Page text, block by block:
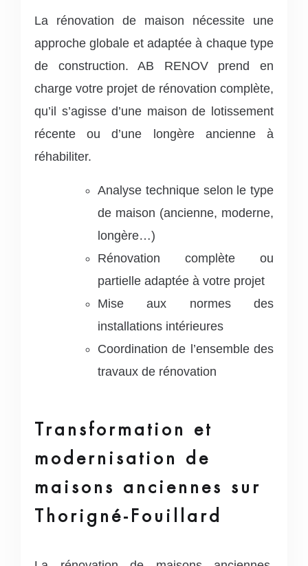
La rénovation de maison nécessite une
approche globale et adaptée à chaque type
de construction. AB RENOV prend en
charge votre projet de rénovation complète,
qu’il s’agisse d’une maison de lotissement
récente ou d’une longère ancienne à
réhabiliter.
Analyse technique selon le type
de maison (ancienne, moderne,
longère…)
Rénovation complète ou
partielle adaptée à votre projet
Mise aux normes des
installations intérieures
Coordination de l’ensemble des
travaux de rénovation
Transformation et
modernisation de
maisons anciennes sur
Thorigné-Fouillard